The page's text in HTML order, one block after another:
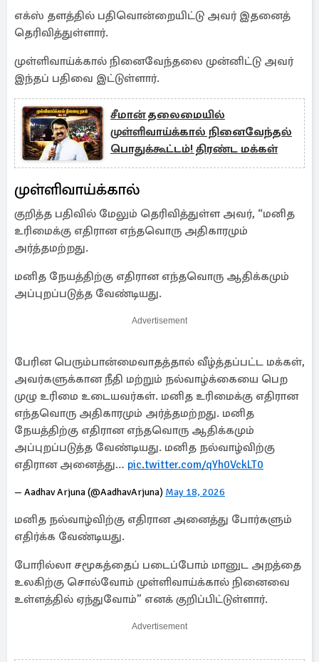
எக்ஸ் தளத்தில் பதிவொன்றையிட்டு அவர் இதனைத்
தெரிவித்துள்ளார்.
முள்ளிவாய்க்கால் நினைவேந்தலை முன்னிட்டு அவர்
இந்தப் பதிவை இட்டுள்ளார்.
சீமான் தலைமையில்
முள்ளிவாய்க்கால் நினைவேந்தல்
பொதுக்கூட்டம்! திரண்ட மக்கள்
முள்ளிவாய்க்கால்
குறித்த பதிவில் மேலும் தெரிவித்துள்ள அவர், “மனித
உரிமைக்கு எதிரான எந்தவொரு அதிகாரமும்
அர்த்தமற்றது.
மனித நேயத்திற்கு எதிரான எந்தவொரு ஆதிக்கமும்
அப்புறப்படுத்த வேண்டியது.
Advertisement
பேரின பெரும்பான்மைவாதத்தால் வீழ்த்தப்பட்ட மக்கள்,
அவர்களுக்கான நீதி மற்றும் நல்வாழ்க்கையை பெற
முழு உரிமை உடையவர்கள். மனித உரிமைக்கு எதிரான
எந்தவொரு அதிகாரமும் அர்த்தமற்றது. மனித
நேயத்திற்கு எதிரான எந்தவொரு ஆதிக்கமும்
அப்புறப்படுத்த வேண்டியது. மனித நல்வாழ்விற்கு
எதிரான அனைத்து… pic.twitter.com/qYh0VckLT0
— Aadhav Arjuna (@AadhavArjuna) May 18, 2026
மனித நல்வாழ்விற்கு எதிரான அனைத்து போர்களும்
எதிர்க்க வேண்டியது.
போரில்லா சமூகத்தைப் படைப்போம் மானுட அறத்தை
உலகிற்கு சொல்வோம் முள்ளிவாய்க்கால் நினைவை
உள்ளத்தில் ஏந்துவோம்” எனக் குறிப்பிட்டுள்ளார்.
Advertisement